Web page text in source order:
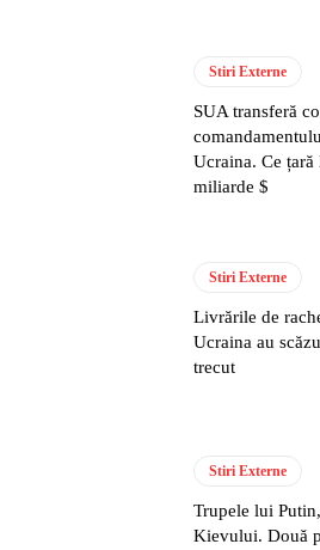
Stiri Externe
SUA transferă
Ucraina. Ce
miliarde $
Stiri Externe
Livrările de
Ucraina au
trecut
Stiri Externe
Trupele lui
Kievului. Două